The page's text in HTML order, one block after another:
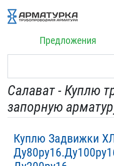
Предложения
Салават - Куплю
запорную
Куплю Задвижки